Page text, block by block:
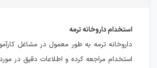
استخدام داروخانه ترمه
داروخانه ترمه به طور معمول در مشاغل
استخدام مراجعه کرده و اطلاعات دقیق در